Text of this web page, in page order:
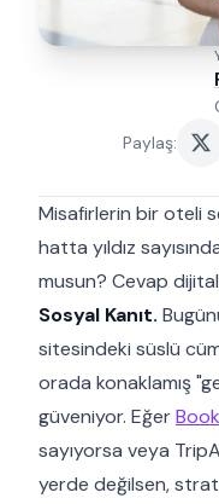
Paylaş:
Misafirlerin bir oteli
hatta yıldız
musun? Cevap dijital
Sosyal Kanıt.
sitesindeki süslü
orada konaklamış
güveniyor. Eğer
sayıyorsa veya
yerde değilsen,